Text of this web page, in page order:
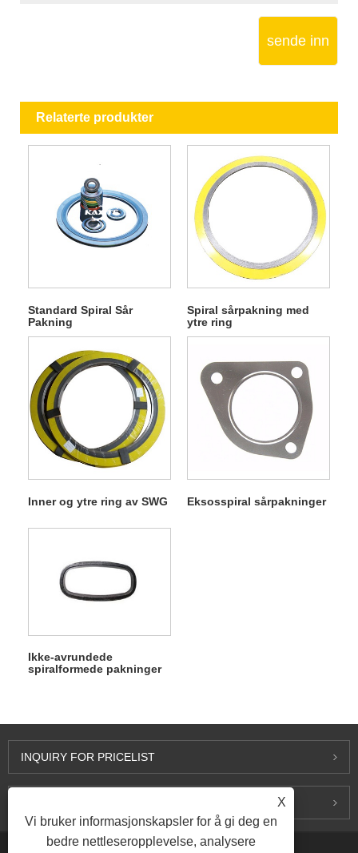
sende inn
Relaterte produkter
Standard Spiral Sår
Pakning
Spiral sårpakning med
ytre ring
Inner og ytre ring av SWG Eksosspiral sårpakninger
Ikke-avrundede
spiralformede pakninger
INQUIRY FOR PRICELIST
X
Vi bruker informasjonskapsler for å gi deg en
bedre nettleseropplevelse, analysere